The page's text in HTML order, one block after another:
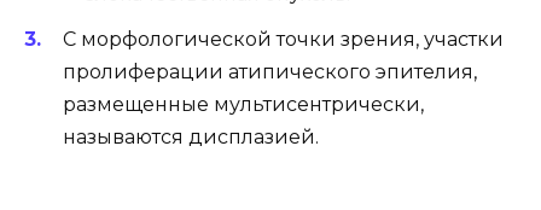
С морфологической точки зрения, участки
пролиферации атипического эпителия,
размещенные мультисентрически,
называются дисплазией.